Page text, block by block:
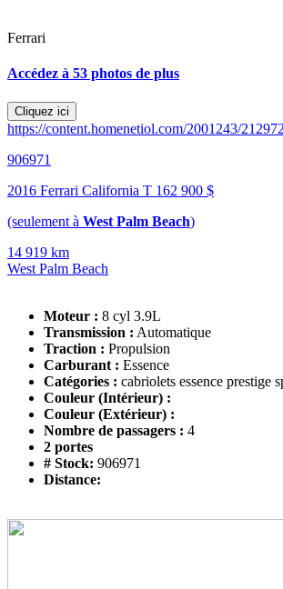
Ferrari
Accédez à 53 photos de plus
Cliquez ici
https://content.homenetiol.com/2001243/
906971
2016 Ferrari California T 162 900 $
(seulement à West Palm Beach)
14 919 km
West Palm Beach
Moteur : 8 cyl 3.9L
Transmission : Automatique
Traction : Propulsion
Carburant : Essence
Catégories : cabriolets essence prestige
Couleur (Intérieur) :
Couleur (Extérieur) :
Nombre de passagers : 4
2 portes
# Stock: 906971
Distance: